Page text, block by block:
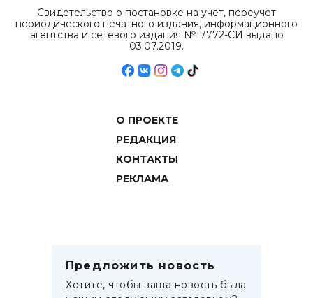
Свидетельство о постановке на учет, переучет
периодического печатного издания, информационного
агентства и сетевого издания №17772-СИ выдано
03.07.2019.
О ПРОЕКТЕ
РЕДАКЦИЯ
КОНТАКТЫ
РЕКЛАМА
Предложить новость
Хотите, чтобы ваша новость была